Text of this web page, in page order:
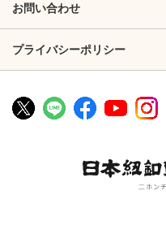
お問い合わせ
プライバシーポリシー